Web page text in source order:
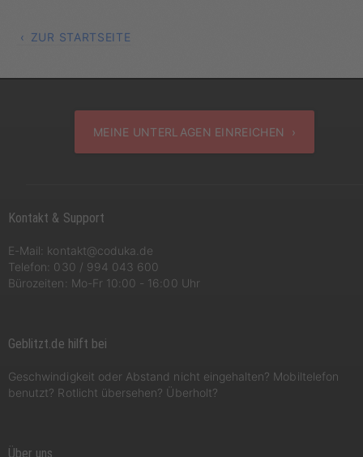
ZUR STARTSEITE
MEINE UNTERLAGEN EINREICHEN ›
Kontakt & Support
E-Mail: kontakt@coduka.de
Telefon: 030 / 994 043 600
Bürozeiten: Mo-Fr 10:00 - 16:00 Uhr
Geblitzt.de hilft bei
Geschwindigkeit oder Abstand nicht eingehalten? Mobiltelefon
benutzt? Rotlicht übersehen? Überholt?
Über uns